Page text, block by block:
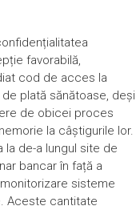
favorabilă,
cod de acces la
plată sănătoase, deși
de obicei proces
la câștigurile lor.
de-a lungul site de
bancar în față a
sisteme
Aceste cantitate